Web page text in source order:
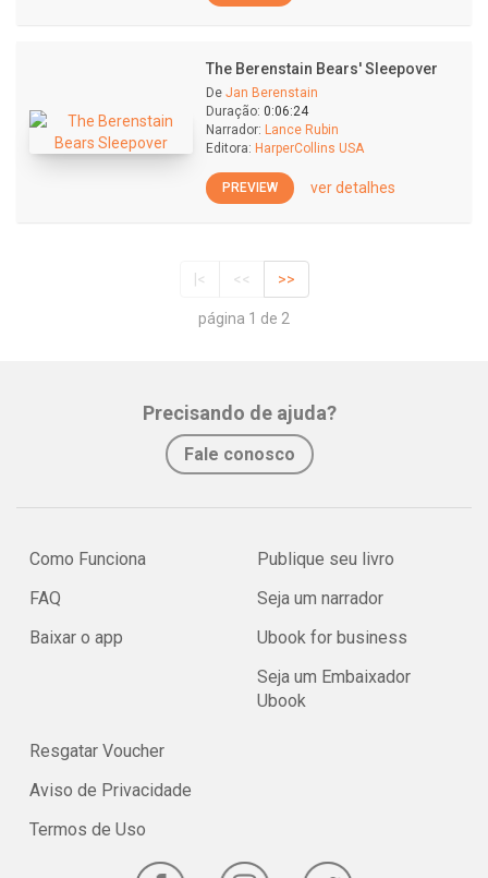
The Berenstain Bears' Sleepover
De Jan Berenstain
Duração: 0:06:24
Narrador: Lance Rubin
Editora: HarperCollins USA
PREVIEW ver detalhes
|< << >>
página 1 de 2
Precisando de ajuda?
Fale conosco
Como Funciona
FAQ
Baixar o app
Publique seu livro
Seja um narrador
Ubook for business
Seja um Embaixador
Ubook
Resgatar Voucher
Aviso de Privacidade
Termos de Uso